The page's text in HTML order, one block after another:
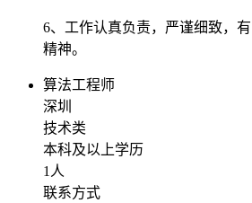
6、工作认真负责，严谨细致，
精神。
算法工程师
深圳
技术类
本科及以上学历
1人
联系方式